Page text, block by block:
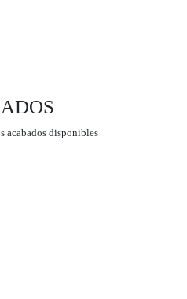
acabados disponibles